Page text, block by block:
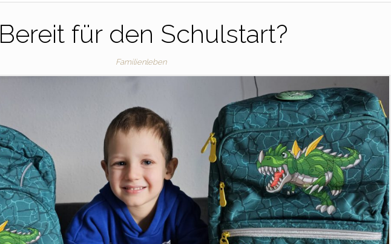
Bereit für den Schulstart?
Familienleben